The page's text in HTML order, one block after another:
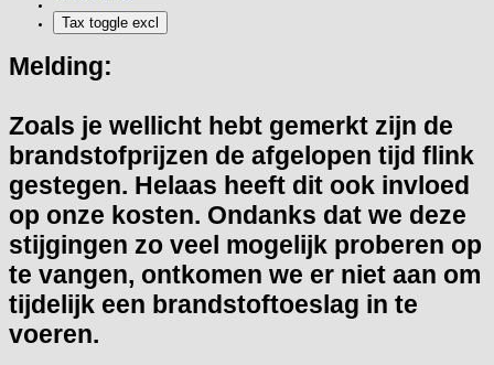
Melding:
Zoals je wellicht hebt gemerkt zijn de
brandstofprijzen de afgelopen tijd flink
gestegen. Helaas heeft dit ook invloed
op onze kosten. Ondanks dat we deze
stijgingen zo veel mogelijk proberen op
te vangen, ontkomen we er niet aan om
tijdelijk een brandstoftoeslag in te
voeren.